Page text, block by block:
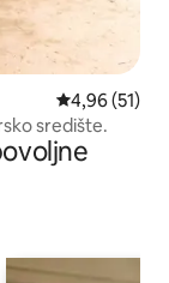
Prosječna
4,96 (51)
središte.